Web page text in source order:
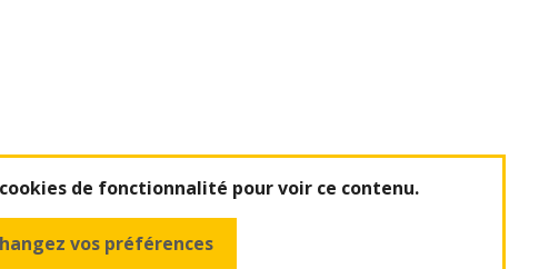
de fonctionnalité pour voir ce contenu.
vos préférences